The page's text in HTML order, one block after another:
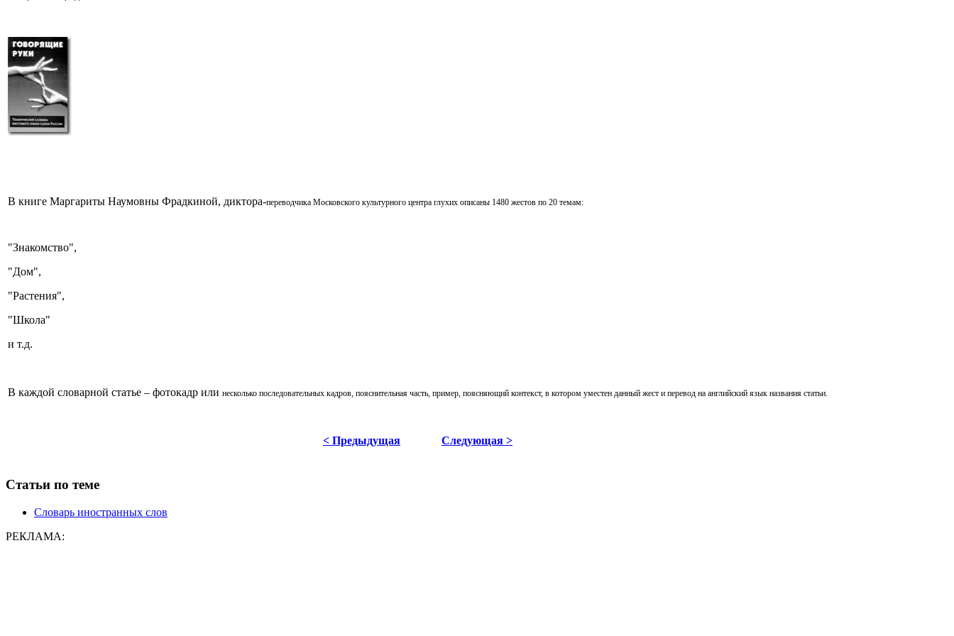
В книге Маргариты Наумовны Фрадкиной, диктора-переводчика Московского культурного центра глухих описаны 1480 жестов по 20 темам:
"Знакомство",
"Дом",
"Растения",
"Школа"
и т.д.
В каждой словарной статье – фотокадр или несколько последовательных кадров, пояснительная часть, пример, поясняющий контекст, в котором уместен данный жест и перевод на английский язык названия статьи.
< Предыдущая Следующая >
Статьи по теме
Словарь иностранных слов
РЕКЛАМА: